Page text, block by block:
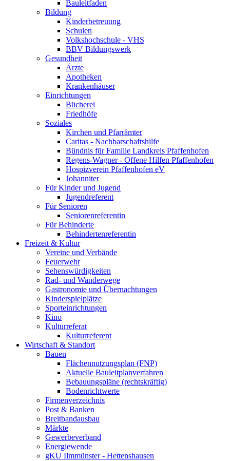
Bauleitfaden
Bildung
Kinderbetreuung
Schulen
Volkshochschule - VHS
BBV Bildungswerk
Gesundheit
Ärzte
Apotheken
Krankenhäuser
Einrichtungen
Bücherei
Friedhöfe
Soziales
Kirchen und Pfarrämter
Caritas - Nachbarschaftshilfe
Bündnis für Familie Landkreis Pfaffenhofen
Regens-Wagner - Offene Hilfen Pfaffenhofen
Hospizverein Pfaffenhofen eV
Johanniter
Für Kinder und Jugend
Jugendreferent
Für Senioren
Seniorenreferentin
Für Behinderte
Behindertenreferentin
Freizeit & Kultur
Vereine und Verbände
Feuerwehr
Sehenswürdigkeiten
Rad- und Wanderwege
Gastronomie und Übernachtungen
Kinderspielplätze
Sporteinrichtungen
Kino
Kulturreferat
Kulturreferent
Wirtschaft & Standort
Bauen
Flächennutzungsplan (FNP)
Aktuelle Bauleitplanverfahren
Bebauungspläne (rechtskräftig)
Bodenrichtwerte
Firmenverzeichnis
Post & Banken
Breitbandausbau
Märkte
Gewerbeverband
Energiewende
gKU Ilmmünster - Hettenshausen